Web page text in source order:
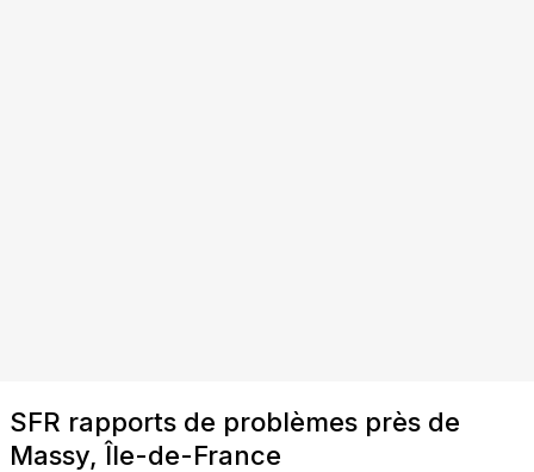
SFR rapports de problèmes près de
Massy, Île-de-France